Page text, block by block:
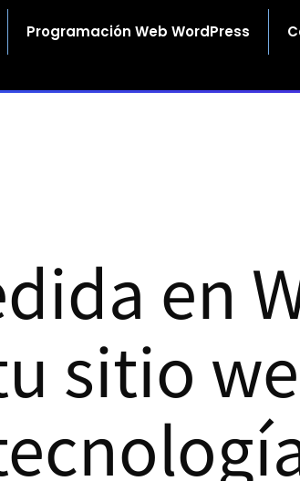
Programación Web WordPress
en
sitio